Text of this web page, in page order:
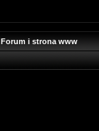
Forum i strona www